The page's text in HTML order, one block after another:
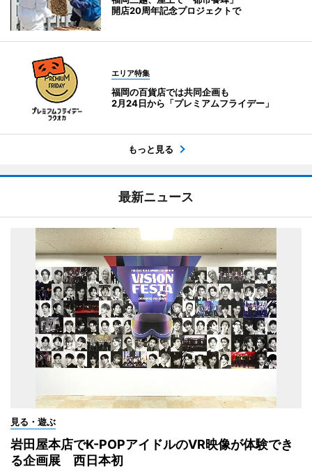
開店20周年記念プロジェクトで
エリア特集
福岡の百貨店では共同企画も
2月24日から「プレミアムフライデー」
もっと見る
最新ニュース
見る・遊ぶ
岩田屋本店でK-POPアイドルのVR映像が体験でき
る企画展 西日本初